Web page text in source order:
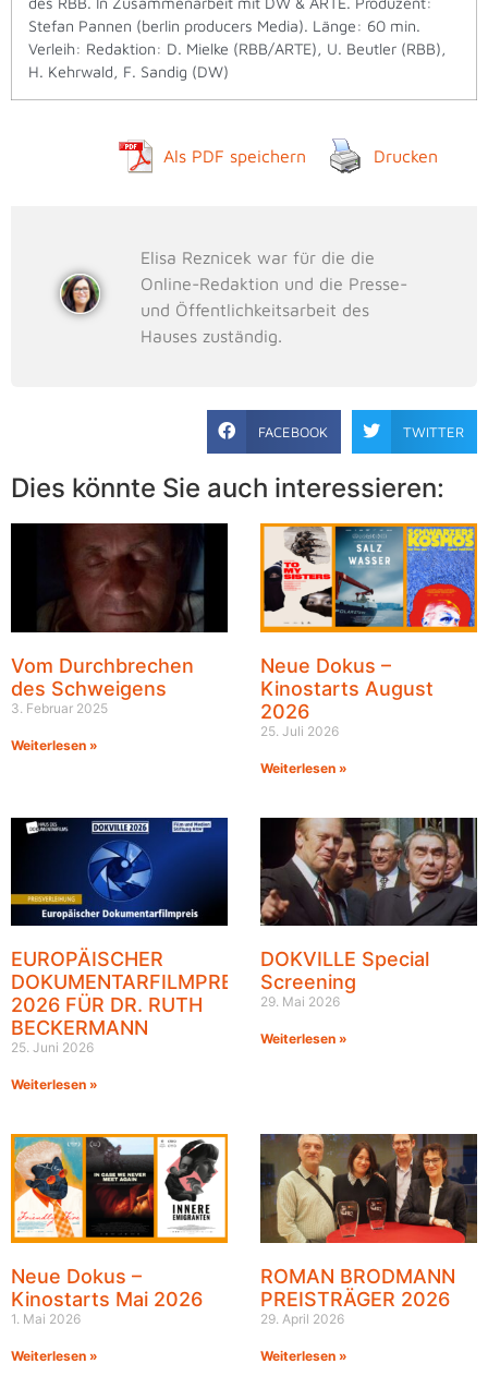
Stefan Pannen (berlin producers Media). Länge: 60 min.
Verleih: Redaktion: D. Mielke (RBB/ARTE), U. Beutler (RBB),
H. Kehrwald, F. Sandig (DW)
Als PDF speichern Drucken
Elisa Reznicek war für die die
Online-Redaktion und die Presse-
und Öffentlichkeitsarbeit des
Hauses zuständig.
FACEBOOK TWITTER
Dies könnte Sie auch interessieren:
Vom Durchbrechen
des Schweigens
3. Februar 2025
Weiterlesen »
Neue Dokus –
Kinostarts August
2026
25. Juli 2026
Weiterlesen »
EUROPÄISCHER
DOKUMENTARFILMPREIS
2026 FÜR DR. RUTH
BECKERMANN
25. Juni 2026
Weiterlesen »
DOKVILLE Special
Screening
29. Mai 2026
Weiterlesen »
Neue Dokus –
Kinostarts Mai 2026
1. Mai 2026
Weiterlesen »
ROMAN BRODMANN
PREISTRÄGER 2026
29. April 2026
Weiterlesen »